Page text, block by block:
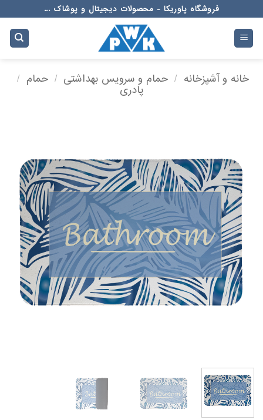
to
content
فروشگاه پاوریکا - محصولات دیجیتال و پوشاک ...
خانه و آشپزخانه / حمام و سرویس بهداشتی / حمام /
پادری